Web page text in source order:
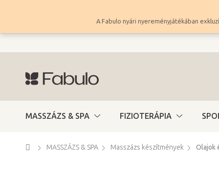
tartalomhoz
A Fabulo nyári nyereményjátékában
MASSZÁZS & SPA FIZIOTERÁPIA
Kezdőlap
MASSZÁZS & SPA Masszázs készítmények Olajok